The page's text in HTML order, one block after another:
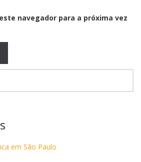
navegador para a próxima vez
em São Paulo